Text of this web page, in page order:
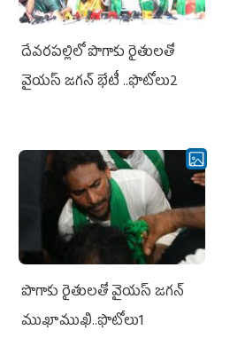
దేవరపల్లిలో పొగాకు రైతులతో
వైయస్ జగన్ భేటీ ..ఫొటోలు2
పొగాకు రైతుల‌తో వైయ‌స్ జ‌గ‌న్
ముఖాముఖి..ఫొటోలు1